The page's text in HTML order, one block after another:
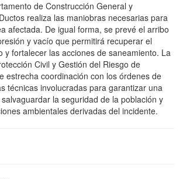
de Construcción General y
realiza las maniobras necesarias para
afectada. De igual forma, se prevé el arribo
y vacío que permitirá recuperar el
y fortalecer las acciones de saneamiento. La
Civil y Gestión del Riesgo de
estrecha coordinación con los órdenes de
técnicas involucradas para garantizar una
la seguridad de la población y
ambientales derivadas del incidente.